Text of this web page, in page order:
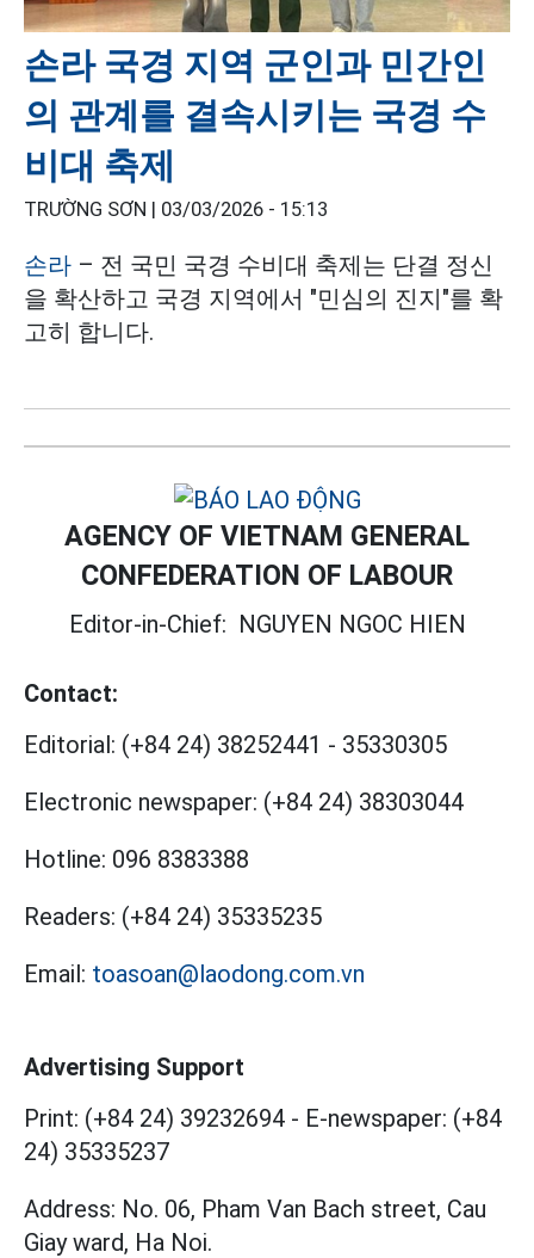
손라 국경 지역 군인과 민간인
의 관계를 결속시키는 국경 수
비대 축제
TRƯỜNG SƠN | 03/03/2026 - 15:13
손라 – 전 국민 국경 수비대 축제는 단결 정신
을 확산하고 국경 지역에서 "민심의 진지"를 확
고히 합니다.
AGENCY OF VIETNAM GENERAL
CONFEDERATION OF LABOUR
Editor-in-Chief: NGUYEN NGOC HIEN
Contact:
Editorial: (+84 24) 38252441 - 35330305
Electronic newspaper: (+84 24) 38303044
Hotline: 096 8383388
Readers: (+84 24) 35335235
Email: toasoan@laodong.com.vn
Advertising Support
Print: (+84 24) 39232694 - E-newspaper: (+84
24) 35335237
Address: No. 06, Pham Van Bach street, Cau
Giay ward, Ha Noi.